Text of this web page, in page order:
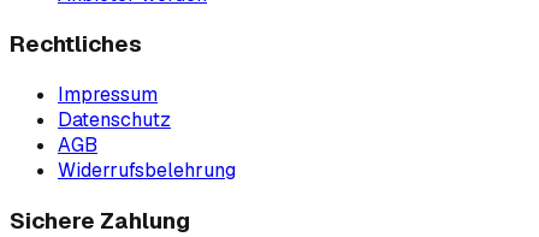
Rechtliches
Impressum
Datenschutz
AGB
Widerrufsbelehrung
Sichere Zahlung